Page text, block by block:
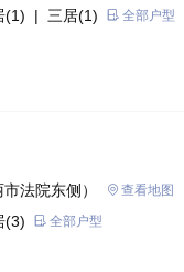
(1) | 三居(1) 全部户型
法院东侧） 查看地图
(3) 全部户型